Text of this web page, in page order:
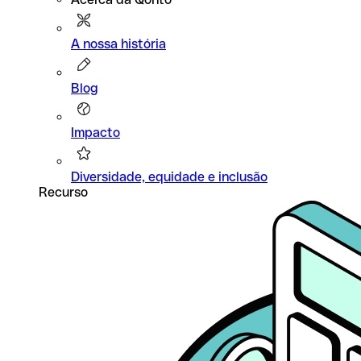
A nossa história
Blog
Impacto
Diversidade, equidade e inclusão
Recurso